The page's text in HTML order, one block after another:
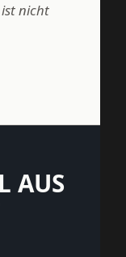
nicht
AUS